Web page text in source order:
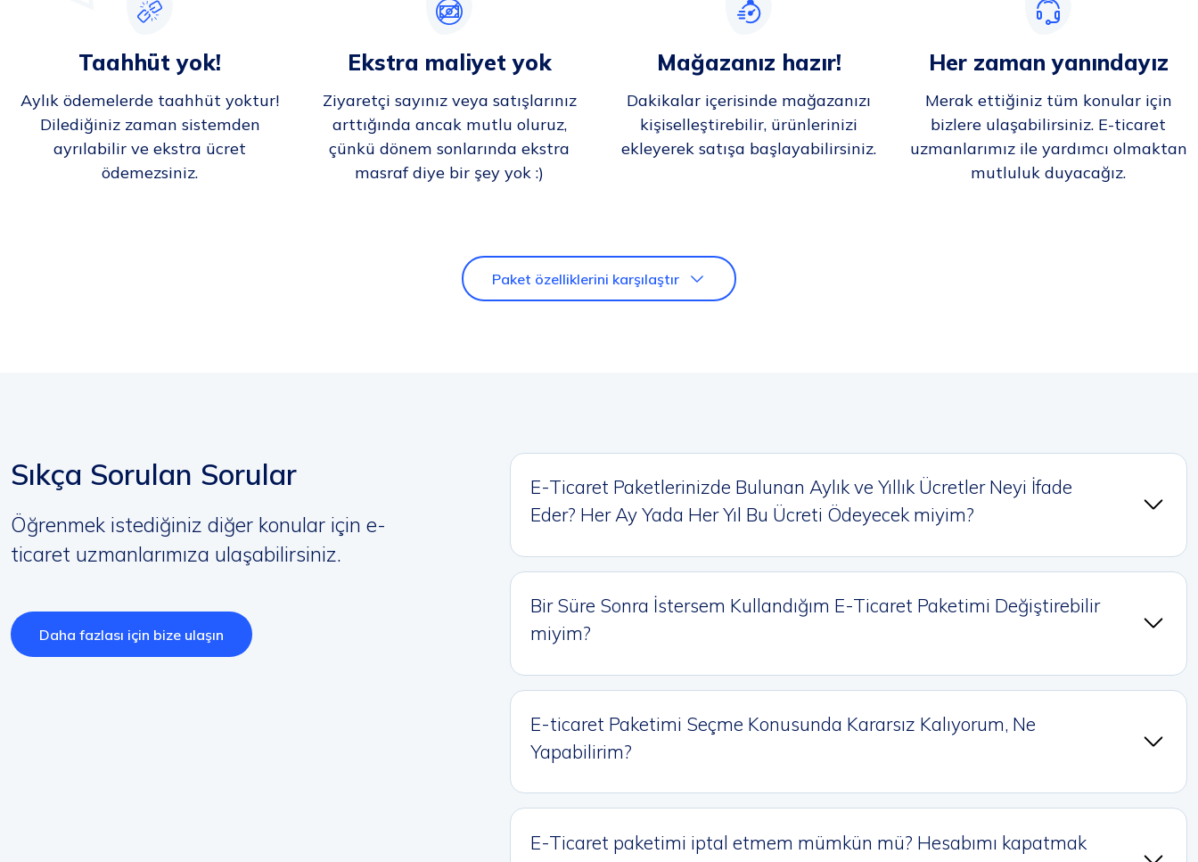
Taahhüt yok!
Aylık ödemelerde taahhüt yoktur!
Dilediğiniz zaman sistemden
ayrılabilir ve ekstra ücret
ödemezsiniz.
Ekstra maliyet yok
Ziyaretçi sayınız veya satışlarınız
arttığında ancak mutlu oluruz,
çünkü dönem sonlarında ekstra
masraf diye bir şey yok :)
Mağazanız hazır!
Dakikalar içerisinde mağazanızı
kişiselleştirebilir, ürünlerinizi
ekleyerek satışa başlayabilirsiniz.
Her zaman yanındayız
Merak ettiğiniz tüm konular için
bizlere ulaşabilirsiniz. E-ticaret
uzmanlarımız ile yardımcı olmaktan
mutluluk duyacağız.
Paket özelliklerini karşılaştır
Sıkça Sorulan Sorular
Öğrenmek istediğiniz diğer konular için e-
ticaret uzmanlarımıza ulaşabilirsiniz.
Daha fazlası için bize ulaşın
E-Ticaret Paketlerinizde Bulunan Aylık ve Yıllık Ücretler Neyi İfade
Eder? Her Ay Yada Her Yıl Bu Ücreti Ödeyecek miyim?
Bir Süre Sonra İstersem Kullandığım E-Ticaret Paketimi Değiştirebilir
miyim?
E-ticaret Paketimi Seçme Konusunda Kararsız Kalıyorum, Ne
Yapabilirim?
E-Ticaret paketimi iptal etmem mümkün mü? Hesabımı kapatmak